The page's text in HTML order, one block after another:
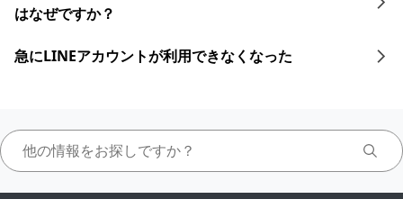
はなぜですか？
急にLINEアカウントが利用できなくなった